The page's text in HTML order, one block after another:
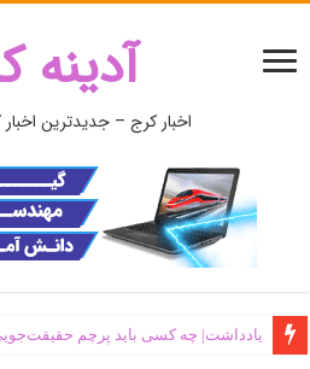
آدینه
اخبار کرج – جدیدترین اخبار
یادداشت| ‌چه کسی باید پرچم